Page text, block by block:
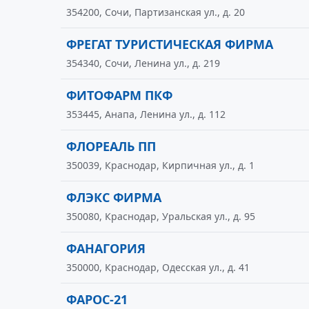
354200, Сочи, Партизанская ул., д. 20
ФРЕГАТ ТУРИСТИЧЕСКАЯ ФИРМА
354340, Сочи, Ленина ул., д. 219
ФИТОФАРМ ПКФ
353445, Анапа, Ленина ул., д. 112
ФЛОРЕАЛЬ ПП
350039, Краснодар, Кирпичная ул., д. 1
ФЛЭКС ФИРМА
350080, Краснодар, Уральская ул., д. 95
ФАНАГОРИЯ
350000, Краснодар, Одесская ул., д. 41
ФАРОС-21